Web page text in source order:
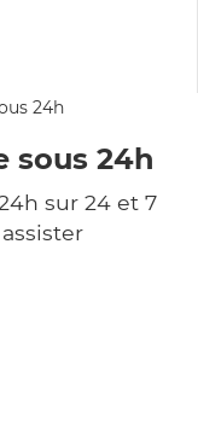
sous 24h
sur 24 et 7